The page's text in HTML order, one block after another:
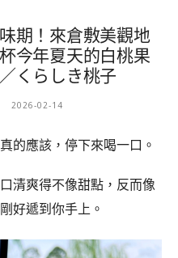
期！來倉敷美觀地
今年夏天的白桃果
くらしき桃子
2026-02-14
的應該，停下來喝一口。
清爽得不像甜點，反而像
好遞到你手上。